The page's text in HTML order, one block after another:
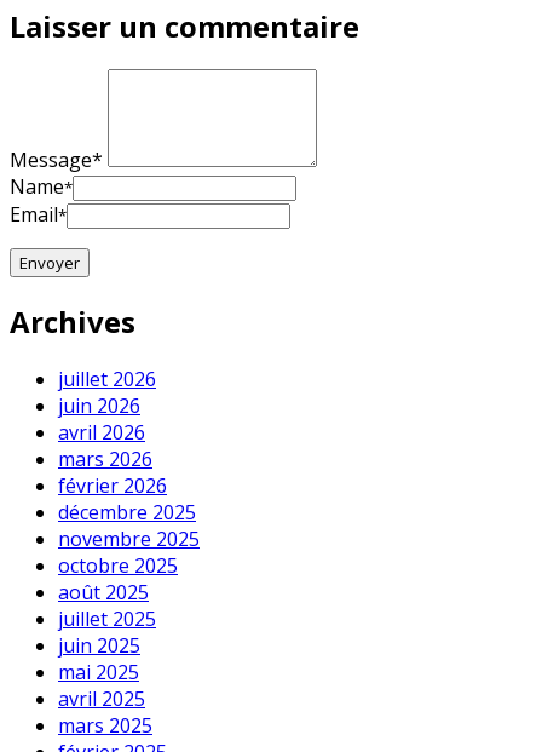
Laisser un commentaire
Message*
Name*
Email*
Archives
juillet 2026
juin 2026
avril 2026
mars 2026
février 2026
décembre 2025
novembre 2025
octobre 2025
août 2025
juillet 2025
juin 2025
mai 2025
avril 2025
mars 2025